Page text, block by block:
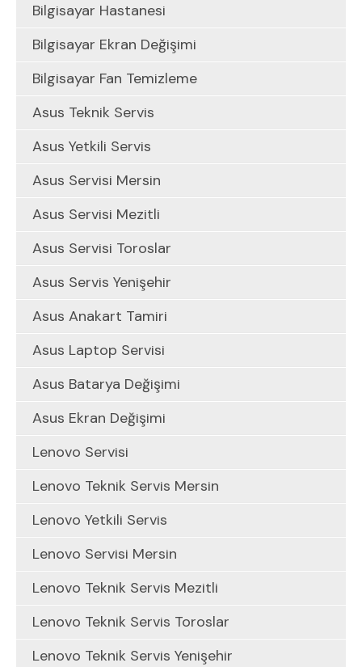
Bilgisayar Hastanesi
Bilgisayar Ekran Değişimi
Bilgisayar Fan Temizleme
Asus Teknik Servis
Asus Yetkili Servis
Asus Servisi Mersin
Asus Servisi Mezitli
Asus Servisi Toroslar
Asus Servis Yenişehir
Asus Anakart Tamiri
Asus Laptop Servisi
Asus Batarya Değişimi
Asus Ekran Değişimi
Lenovo Servisi
Lenovo Teknik Servis Mersin
Lenovo Yetkili Servis
Lenovo Servisi Mersin
Lenovo Teknik Servis Mezitli
Lenovo Teknik Servis Toroslar
Lenovo Teknik Servis Yenişehir